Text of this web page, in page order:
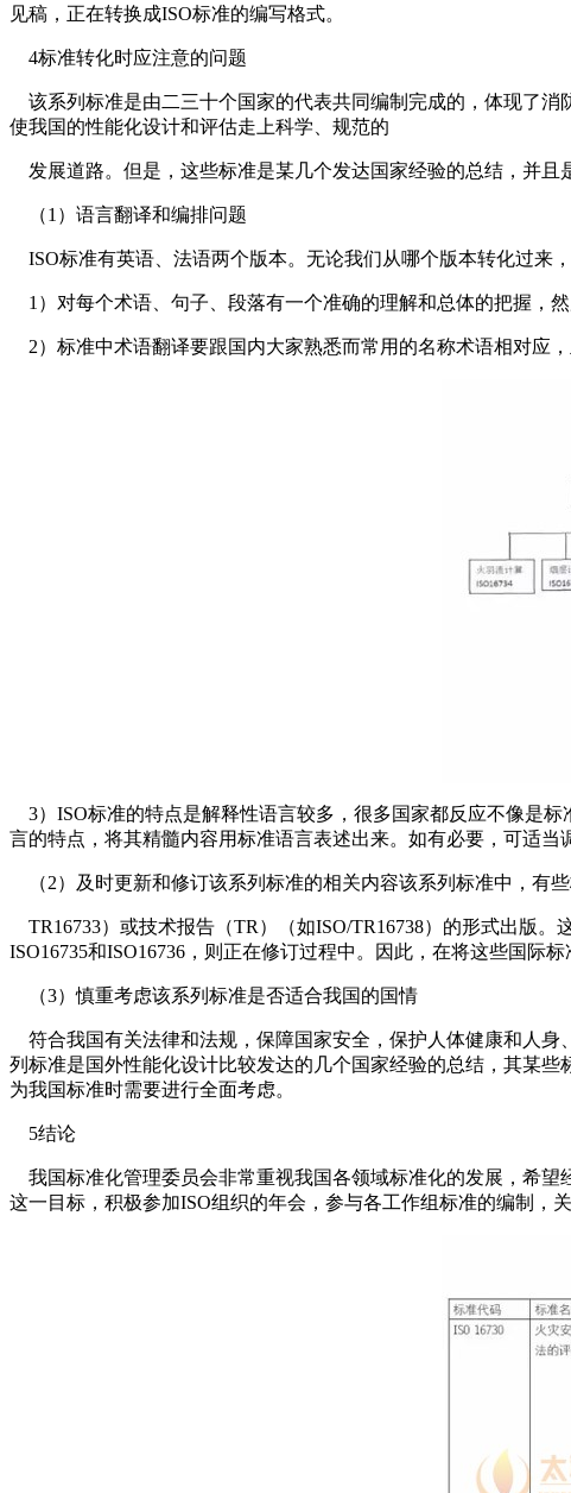
见稿，正在转换成ISO标准的编写格式。
4标准转化时应注意的问题
该系列标准是由二三十个国家的代表共同编制完成的，体现了消
使我国的性能化设计和评估走上科学、规范的
发展道路。但是，这些标准是某几个发达国家经验的总结，并且
（1）语言翻译和编排问题
ISO标准有英语、法语两个版本。无论我们从哪个版本转化过来
1）对每个术语、句子、段落有一个准确的理解和总体的把握，
2）标准中术语翻译要跟国内大家熟悉而常用的名称术语相对应
3）ISO标准的特点是解释性语言较多，很多国家都反应不像是
言的特点，将其精髓内容用标准语言表述出来。如有必要，可适当
（2）及时更新和修订该系列标准的相关内容该系列标准中，有
TR16733）或技术报告（TR）（如ISO/TR16738）的形式出版。
ISO16735和ISO16736，则正在修订过程中。因此，在将这些国际
（3）慎重考虑该系列标准是否适合我国的国情
符合我国有关法律和法规，保障国家安全，保护人体健康和人身
列标准是国外性能化设计比较发达的几个国家经验的总结，其某
为我国标准时需要进行全面考虑。
5结论
我国标准化管理委员会非常重视我国各领域标准化的发展，希望
这一目标，积极参加ISO组织的年会，参与各工作组标准的编制，